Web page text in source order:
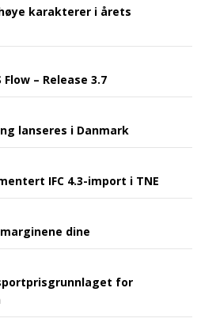
karakterer i årets
Flow – Release 3.7
lanseres i Danmark
IFC 4.3-import i TNE
dine
for